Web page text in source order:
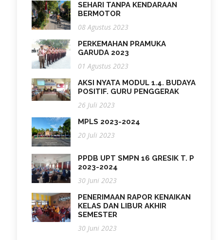
SEHARI TANPA KENDARAAN
BERMOTOR
08 Agustus 2023
PERKEMAHAN PRAMUKA
GARUDA 2023
01 Agustus 2023
AKSI NYATA MODUL 1.4. BUDAYA
POSITIF. GURU PENGGERAK
26 Juli 2023
MPLS 2023-2024
20 Juli 2023
PPDB UPT SMPN 16 GRESIK T. P
2023-2024
30 Juni 2023
PENERIMAAN RAPOR KENAIKAN
KELAS DAN LIBUR AKHIR
SEMESTER
30 Juni 2023